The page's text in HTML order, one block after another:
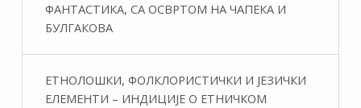
ФАНТАСТИКA, СА ОСВРТОМ НА ЧАПЕКА И
БУЛГАКОВА
ЕТНОЛОШКИ, ФОЛКЛОРИСТИЧКИ И ЈЕЗИЧКИ
ЕЛЕМЕНТИ – ИНДИЦИЈЕ О ЕТНИЧКОМ